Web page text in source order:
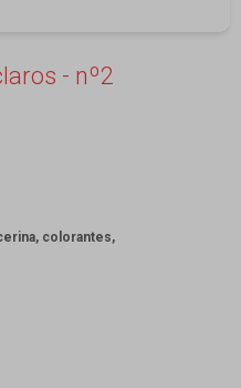
- nº2
colorantes,